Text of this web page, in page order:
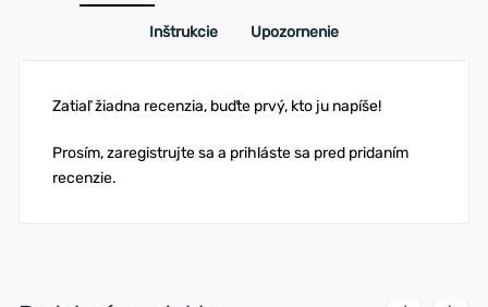
Inštrukcie Upozornenie
Zatiaľ žiadna recenzia, buďte prvý, kto ju napíše!
Prosím, zaregistrujte sa a prihláste sa pred pridaním
recenzie.